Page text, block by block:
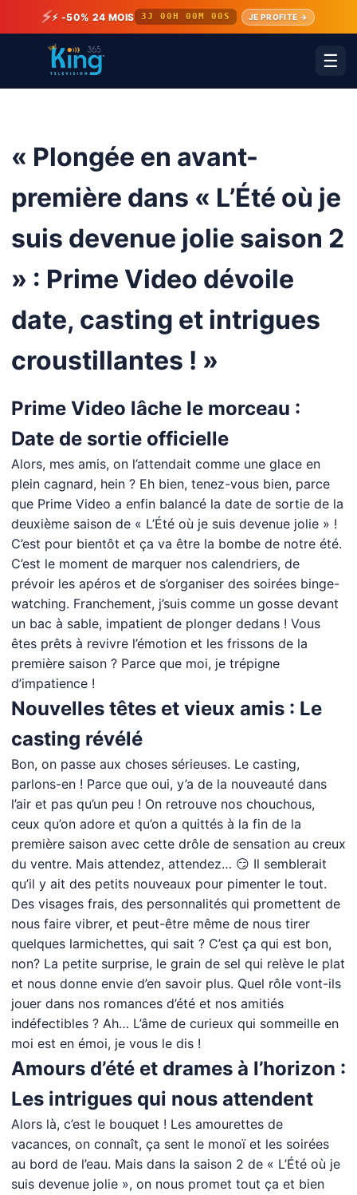
⚡⚡ -50% 24 MOIS 3J 00H 00M 00S JE PROFITE →
☰
« Plongée en avant-
première dans « L’Été où je
suis devenue jolie saison 2
» : Prime Video dévoile
date, casting et intrigues
croustillantes ! »
Prime Video lâche le morceau :
Date de sortie officielle
Alors, mes amis, on l’attendait comme une glace en
plein cagnard, hein ? Eh bien, tenez-vous bien, parce
que Prime Video a enfin balancé la date de sortie de la
deuxième saison de « L’Été où je suis devenue jolie » !
C’est pour bientôt et ça va être la bombe de notre été.
C’est le moment de marquer nos calendriers, de
prévoir les apéros et de s’organiser des soirées binge-
watching. Franchement, j’suis comme un gosse devant
un bac à sable, impatient de plonger dedans ! Vous
êtes prêts à revivre l’émotion et les frissons de la
première saison ? Parce que moi, je trépigne
d’impatience !
Nouvelles têtes et vieux amis : Le
casting révélé
Bon, on passe aux choses sérieuses. Le casting,
parlons-en ! Parce que oui, y’a de la nouveauté dans
l’air et pas qu’un peu ! On retrouve nos chouchous,
ceux qu’on adore et qu’on a quittés à la fin de la
première saison avec cette drôle de sensation au creux
du ventre. Mais attendez, attendez… 😏 Il semblerait
qu’il y ait des petits nouveaux pour pimenter le tout.
Des visages frais, des personnalités qui promettent de
nous faire vibrer, et peut-être même de nous tirer
quelques larmichettes, qui sait ? C’est ça qui est bon,
non? La petite surprise, le grain de sel qui relève le plat
et nous donne envie d’en savoir plus. Quel rôle vont-ils
jouer dans nos romances d’été et nos amitiés
indéfectibles ? Ah… L’âme de curieux qui sommeille en
moi est en émoi, je vous le dis !
Amours d’été et drames à l’horizon :
Les intrigues qui nous attendent
Alors là, c’est le bouquet ! Les amourettes de
vacances, on connaît, ça sent le monoï et les soirées
au bord de l’eau. Mais dans la saison 2 de « L’Été où je
suis devenue jolie », on nous promet tout ça et bien